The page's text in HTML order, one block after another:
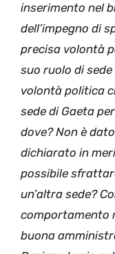
inserimento nel
dell’impegno di
precisa volontà
suo ruolo di
volontà politica
sede di Gaeta
dove? Non è
dichiarato in
possibile
un’altra sede?
comportamento
buona